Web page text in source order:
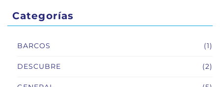
Categorías
BARCOS (1)
DESCUBRE (2)